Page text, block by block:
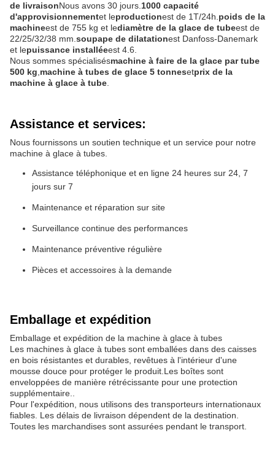
de livraisonNous avons 30 jours. 1000 capacité
d'approvisionnementet leproductionest de 1T/24h. poids de la
machineest de 755 kg et lediamètre de la glace de tubeest de
22/25/32/38 mm. soupape de dilatationest Danfoss-Danemark
et lepuissance installéeest 4.6.
Nous sommes spécialisésmachine à faire de la glace par tube
500 kg machine à tubes de glace 5 tonnesetprix de la
machine à glace à tube
Assistance et services:
Nous fournissons un soutien technique et un service pour notre
machine à glace à tubes.
Assistance téléphonique et en ligne 24 heures sur 24, 7
jours sur 7
Maintenance et réparation sur site
Surveillance continue des performances
Maintenance préventive régulière
Pièces et accessoires à la demande
Emballage et expédition
Emballage et expédition de la machine à glace à tubes
Les machines à glace à tubes sont emballées dans des caisses
en bois résistantes et durables, revêtues à l'intérieur d'une
mousse douce pour protéger le produit.Les boîtes sont
enveloppées de manière rétrécissante pour une protection
supplémentaire..
Pour l'expédition, nous utilisons des transporteurs internationaux
fiables. Les délais de livraison dépendent de la destination.
Toutes les marchandises sont assurées pendant le transport.